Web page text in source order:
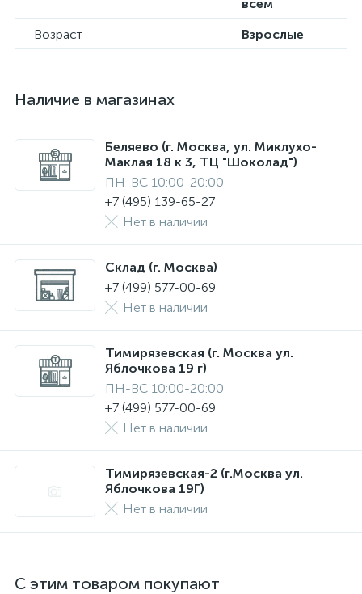
всем
Возраст
Взрослые
Наличие в магазинах
Беляево (г. Москва, ул. Миклухо-
Маклая 18 к 3, ТЦ "Шоколад")
ПН-ВС 10:00-20:00
+7 (495) 139-65-27
Нет в наличии
Склад (г. Москва)
+7 (499) 577-00-69
Нет в наличии
Тимирязевская (г. Москва ул.
Яблочкова 19 г)
ПН-ВС 10:00-20:00
+7 (499) 577-00-69
Нет в наличии
Тимирязевская-2 (г.Москва ул.
Яблочкова 19Г)
Нет в наличии
С этим товаром покупают